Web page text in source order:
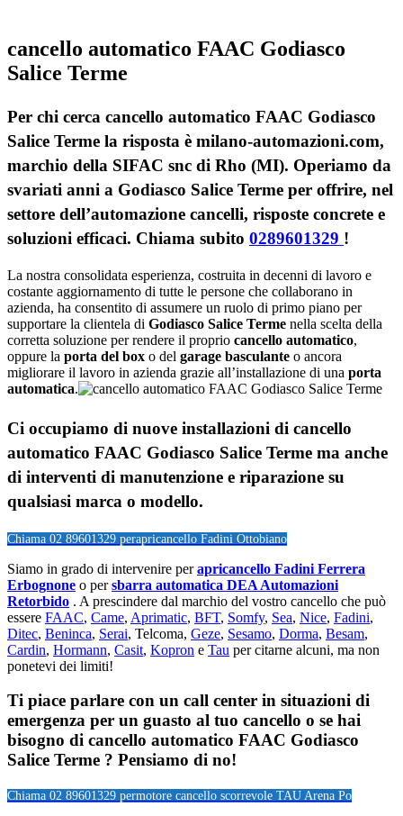
cancello automatico FAAC Godiasco
Salice Terme
Per chi cerca cancello automatico FAAC Godiasco
Salice Terme la risposta è milano-automazioni.com,
marchio della SIFAC snc di Rho (MI). Operiamo da
svariati anni a Godiasco Salice Terme per offrire, nel
settore dell’automazione cancelli, risposte concrete e
soluzioni efficaci. Chiama subito 0289601329 !
La nostra consolidata esperienza, costruita in decenni di lavoro e
costante aggiornamento di tutte le persone che collaborano in
azienda, ha consentito di assumere un ruolo di primo piano per
supportare la clientela di Godiasco Salice Terme nella scelta della
corretta soluzione per rendere il proprio cancello automatico,
oppure la porta del box o del garage basculante o ancora
migliorare il lavoro in azienda grazie all’installazione di una porta
automatica.
Ci occupiamo di nuove installazioni di cancello
automatico FAAC Godiasco Salice Terme ma anche
di interventi di manutenzione e riparazione su
qualsiasi marca o modello.
Chiama 02 89601329 perapricancello Fadini Ottobiano
Siamo in grado di intervenire perapricancello Fadini Ferrera
Erbognone o persbarra automatica DEA Automazioni
Retorbido . A prescindere dal marchio del vostro cancello che può
essere FAAC, Came, Aprimatic, BFT, Somfy, Sea, Nice, Fadini,
Ditec, Beninca, Serai, Telcoma, Geze, Sesamo, Dorma, Besam,
Cardin, Hormann, Casit, Kopron e Tau per citarne alcuni, ma non
ponetevi dei limiti!
Ti piace parlare con un call center in situazioni di
emergenza per un guasto al tuo cancello o se hai
bisogno di cancello automatico FAAC Godiasco
Salice Terme ? Pensiamo di no!
Chiama 02 89601329 permotore cancello scorrevole TAU Arena Po